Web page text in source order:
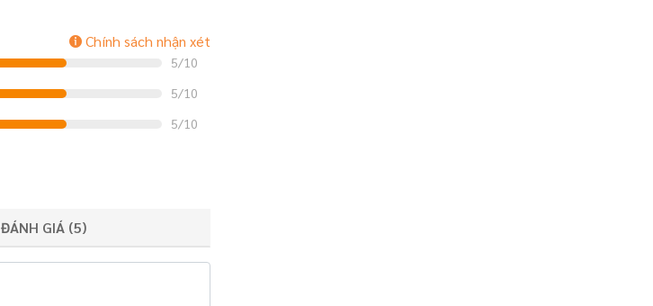
Chính sách nhận xét
5/10
5/10
5/10
ĐÁNH GIÁ (5)